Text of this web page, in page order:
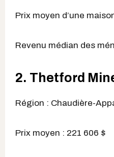
Prix moyen d’une
Revenu médian des
2. Thetford
Région : Chaudière-
Prix moyen : 221 606 $